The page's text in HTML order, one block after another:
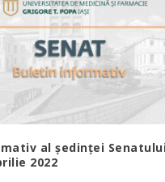
al ședinței Senatului
2022